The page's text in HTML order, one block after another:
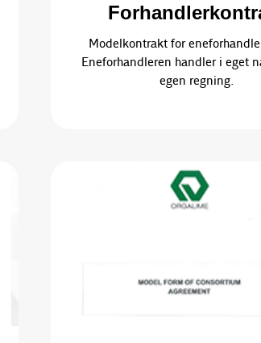
Modelkontrakt for
Eneforhandleren handler i eget
egen regning.